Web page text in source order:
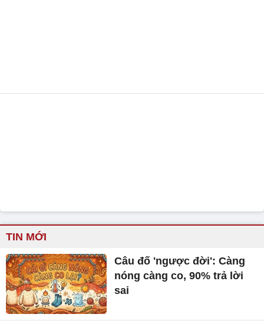
TIN MỚI
Câu đố 'ngược đời': Càng
nóng càng co, 90% trả lời
sai